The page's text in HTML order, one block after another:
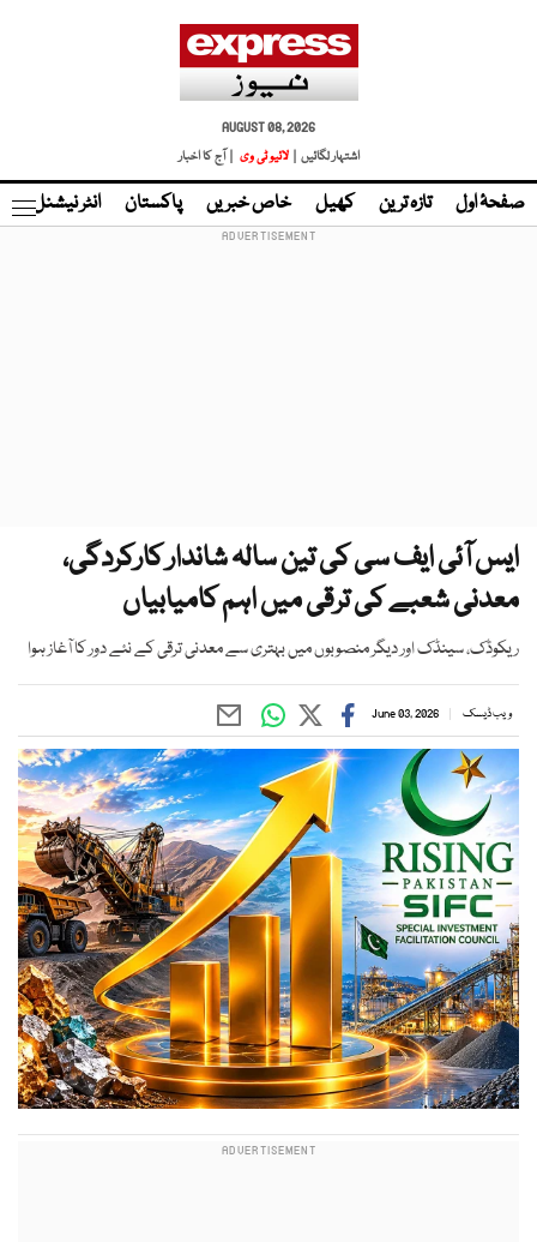
AUGUST 08, 2026
اشتہار لگائیں |
لائیو ٹی وی | آج کا اخبار
صفحۂ اول تازہ ترین کھیل خاص خبریں پاکستان انٹر نیشنل
ایس آئی ایف سی کی تین سالہ شاندار کارکردگی،
معدنی شعبے کی ترقی میں اہم کامیابیاں
ریکوڈک، سینڈک اور دیگر منصوبوں میں بہتری سے معدنی ترقی کے نئے دور کا آغاز ہوا
ویب ڈیسک June 03, 2026